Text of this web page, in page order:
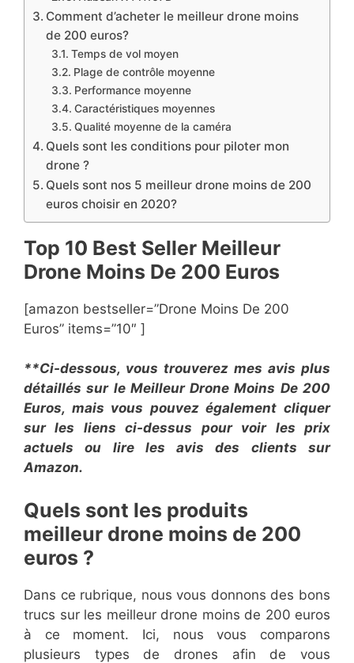
Comment d’acheter le meilleur drone moins
de 200 euros?
Temps de vol moyen
Plage de contrôle moyenne
Performance moyenne
Caractéristiques moyennes
Qualité moyenne de la caméra
Quels sont les conditions pour piloter mon
drone ?
Quels sont nos 5 meilleur drone moins de 200
euros choisir en 2020?
Top 10 Best Seller ​Meilleur
Drone Moins De 200 Euros
[amazon bestseller=”Drone Moins De 200
Euros” items=”10″ ]
**Ci-dessous, vous trouverez mes avis plus
détaillés sur le Meilleur Drone Moins De 200
Euros, mais vous pouvez également cliquer
sur les liens ci-dessus pour voir les prix
actuels ou lire les avis des clients sur
Amazon.
​Quels sont les produits
meilleur drone moins de 200
euros ?
Dans ce rubrique, nous vous donnons des bons
trucs sur les meilleur drone moins de 200 euros
à ce moment. Ici, nous vous comparons
plusieurs types de drones afin de vous